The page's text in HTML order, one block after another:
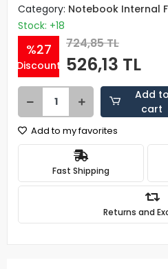
Category: Notebook Internal
Stock: +18
%27
Discount
724,85 TL
526,13 TL
Add to
cart
Add to my favorites
Fast Shipping
Returns and